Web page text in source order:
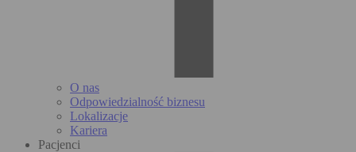
O nas
Odpowiedzialność biznesu
Lokalizacje
Kariera
Pacjenci